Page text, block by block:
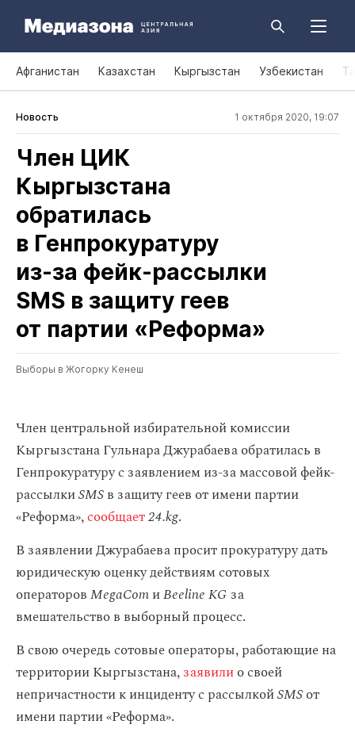
Афганистан Казахстан Кыргызстан Узбекистан
Новость 1 октября 2020, 19:07
Член ЦИК
Кыргызстана
обратилась
в Генпрокуратуру
из‑за фейк‑рассылки
SMS в защиту геев
от партии «Реформа»
Выборы в Жогорку Кенеш
Член центральной избирательной комиссии
Кыргызстана Гульнара Джурабаева обратилась в
Генпрокуратуру с заявлением из-за массовой фейк-
рассылкиSMSв защиту геев от имени партии
«Реформа»,сообщает24.kg.
В заявлении Джурабаева просит прокуратуру дать
юридическую оценку действиям сотовых
операторовMegaComиBeeline KG за
вмешательство в выборный процесс.
В свою очередь сотовые операторы, работающие на
территории Кыргызстана,заявилио своей
непричастности к инциденту с рассылкойSMSот
имени партии «Реформа».